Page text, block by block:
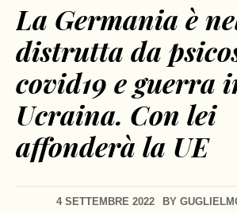
La Germania è
distrutta da
covid19 e guerra
Ucraina. Con lei
affonderà la UE
4 SETTEMBRE 2022 BY